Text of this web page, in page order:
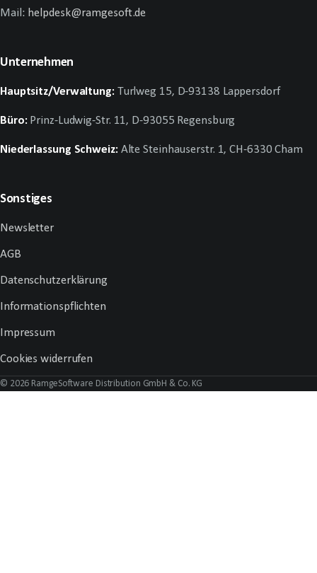
Mail: helpdesk@ramgesoft.de
Unternehmen
Hauptsitz/Verwaltung: Turlweg 15, D-93138 Lappersdorf
Büro: Prinz-Ludwig-Str. 11, D-93055 Regensburg
Niederlassung Schweiz: Alte Steinhauserstr. 1, CH-6330 Cham
Sonstiges
Newsletter
AGB
Datenschutzerklärung
Informationspflichten
Impressum
Cookies widerrufen
© 2026 RamgeSoftware Distribution GmbH & Co. KG